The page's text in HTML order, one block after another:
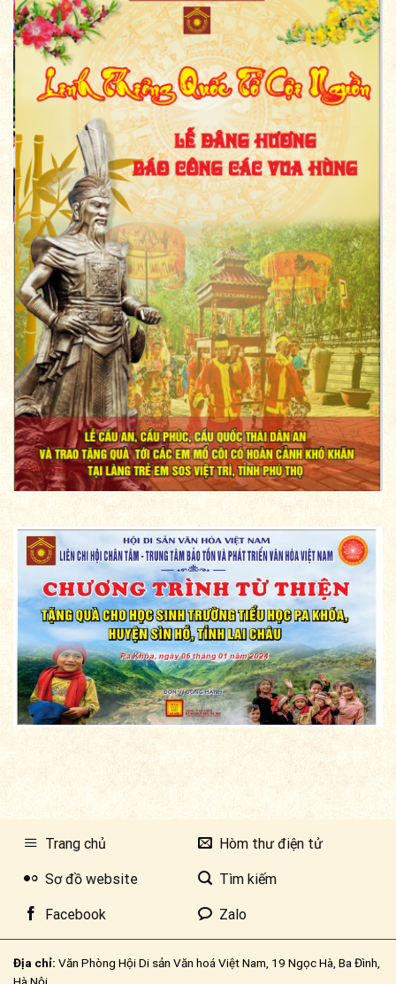
Trang chủ Hòm thư điện tử
Sơ đồ website Tìm kiếm
Facebook Zalo
Địa chỉ: Văn Phòng Hội Di sản Văn hoá Việt Nam, 19 Ngọc Hà, Ba Đình,
Hà Nội